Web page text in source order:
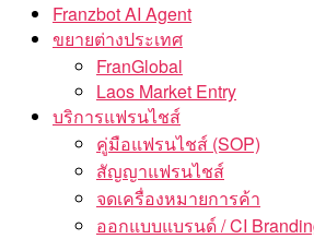
Franzbot AI Agent
ขยายต่างประเทศ
FranGlobal
Laos Market Entry
บริการแฟรนไชส์
คู่มือแฟรนไชส์ (SOP)
สัญญาแฟรนไชส์
จดเครื่องหมายการค้า
ออกแบบแบรนด์ / CI